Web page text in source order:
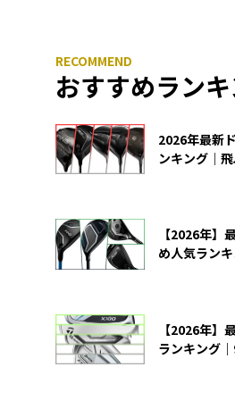
おすすめラン
2026年最新
ンキング｜
【2026年】
め人気ラン
【2026年】
ランキング